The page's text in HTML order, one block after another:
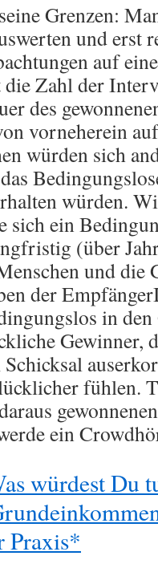
Grenzen:
und erst
auf
Zahl der
des
vorneherein
würden sich
würden.
sich ein
(über
und die
der
in den
Gewinner,
fühlen.
ein
würdest Du
Praxis*